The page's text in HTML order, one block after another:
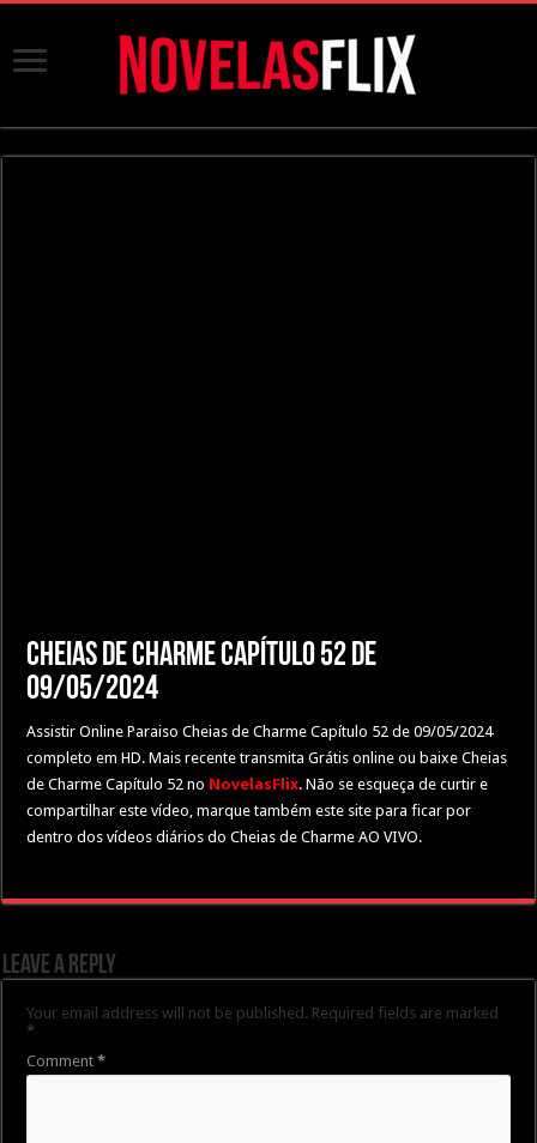
Cheias de Charme Capítulo 52 de
09/05/2024
Assistir Online Paraiso Cheias de Charme Capítulo 52 de 09/05/2024
completo em HD. Mais recente transmita Grátis online ou baixe Cheias
de Charme Capítulo 52 no NovelasFlix. Não se esqueça de curtir e
compartilhar este vídeo, marque também este site para ficar por
dentro dos vídeos diários do Cheias de Charme AO VIVO.
Leave a Reply
Your email address will not be published. Required fields are marked
*
Comment*